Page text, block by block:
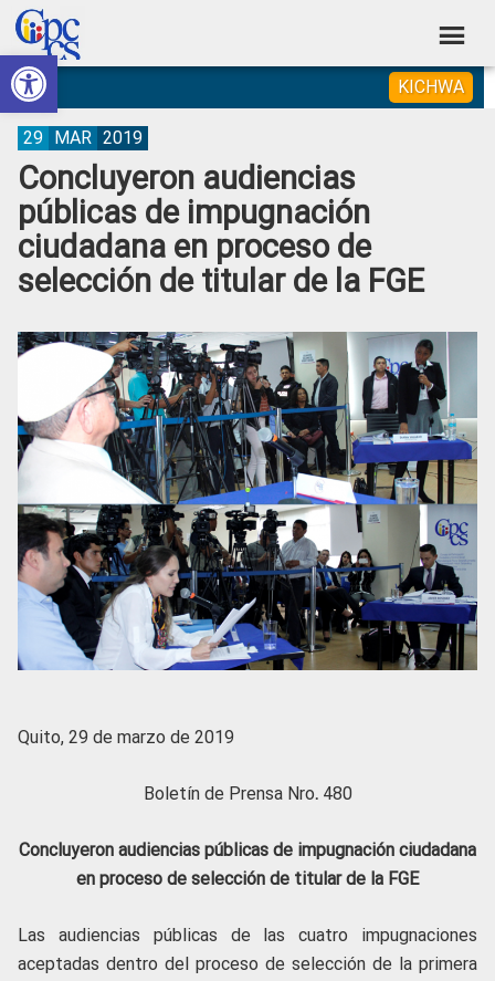
Abrir barra de herramientas
Skip
to
primary
navigation
Skip
to
main
content
Skip
to
primary
sidebar
Skip
to
footer
Consejo
de
Participación
Ciudadana
Control
Social
Construyendo
Poder
Ciudadano
KICHWA
Concluyeron audiencias
públicas de impugnación
ciudadana en proceso de
selección de titular de la FGE
29 MAR 2019
Quito, 29 de marzo de 2019
Boletín de Prensa Nro. 480
Concluyeron audiencias públicas de impugnación ciudadana
en proceso de selección de titular de la FGE
Las audiencias públicas de las cuatro impugnaciones
aceptadas dentro del proceso de selección de la primera